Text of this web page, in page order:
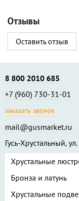
Отзывы
Оставить отзыв
Хрустальные
Бронза и латунь
Хрустальные
8 800 2010 685
+7 (960) 730-31-01
заказать звонок
mail@gusmarket.ru
Гусь-Хрустальный,